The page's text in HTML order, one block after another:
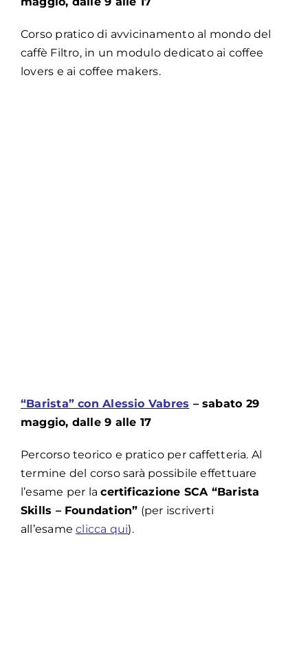
Corso pratico di avvicinamento al mondo del
caffè Filtro, in un modulo dedicato ai coffee
lovers e ai coffee makers.
“Barista” con Alessio Vabres – sabato 29
maggio, dalle 9 alle 17
Percorso teorico e pratico per caffetteria. Al
termine del corso sarà possibile effettuare
l’esame per lacertificazione SCA “Barista
Skills – Foundation” (per iscriverti
all’esameclicca qui).